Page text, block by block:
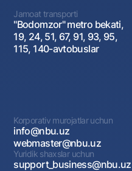
Jamoat transporti
"Bodomzor" metro bekati,
19, 24, 51, 67, 91, 93, 95,
115, 140-avtobuslar
Korporativ murojatlar uchun
info@nbu.uz
webmaster@nbu.uz
Yuridik shaxslar uchun
support_business@nbu.uz